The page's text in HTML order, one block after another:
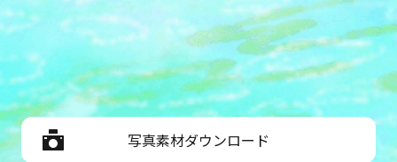
写真素材ダウンロード